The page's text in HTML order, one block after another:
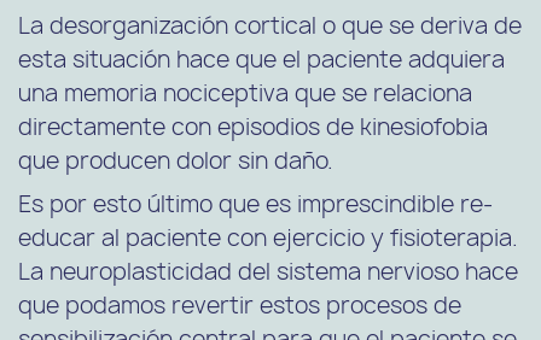
La desorganización cortical o que se deriva de
esta situación hace que el paciente adquiera
una memoria nociceptiva que se relaciona
directamente con episodios de kinesiofobia
que producen dolor sin daño.
Es por esto último que es imprescindible re-
educar al paciente con ejercicio y fisioterapia.
La neuroplasticidad del sistema nervioso hace
que podamos revertir estos procesos de